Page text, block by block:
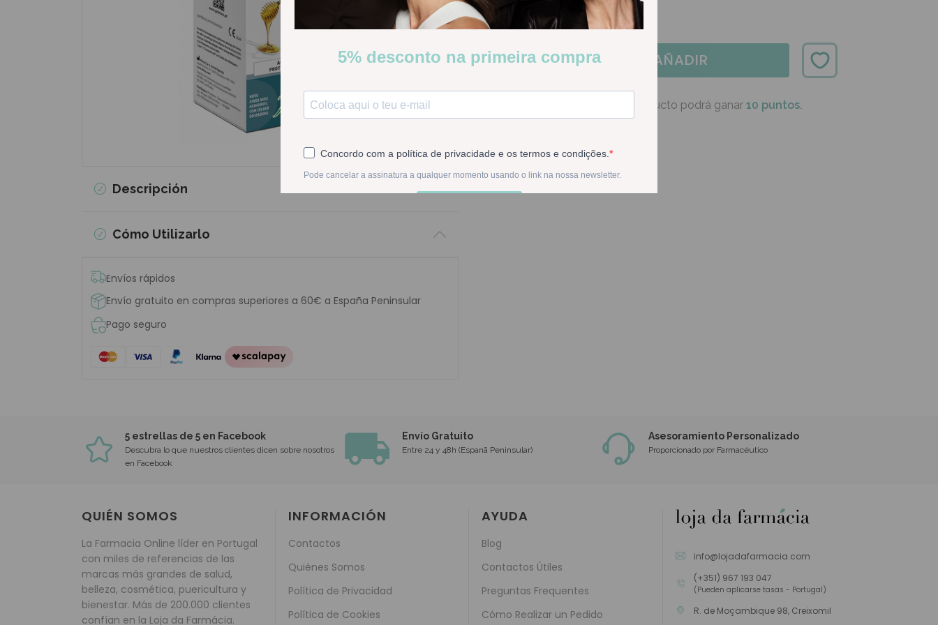
Descripción
Cómo Utilizarlo
Envíos rápidos
Envío gratuito en compras superiores a 60€ a España Peninsular
Pago seguro
Stock: Disponible
- 1 + AÑADIR
En la compra de este producto podrá ganar 10 puntos.
5 estrellas de 5 en Facebook
Descubra lo que nuestros clientes dicen sobre nosotros
en Facebook
Envío Gratuito
Entre 24 y 48h (Espanã Peninsular)
Asesoramiento Personalizado
Proporcionado por Farmacéutico
QUIÉN SOMOS
La Farmacia Online líder en Portugal
con miles de referencias de las
marcas más grandes de salud,
belleza, cosmética, puericultura y
bienestar. Más de 200.000 clientes
confían en la Loja da Farmácia.
INFORMACIÓN
Contactos
Quiénes Somos
Política de Privacidad
Política de Cookies
AYUDA
Blog
Contactos Útiles
Preguntas Frequentes
Cómo Realizar un Pedido
info@lojadafarmacia.com
(+351) 967 193 047
(Pueden aplicarse tasas - Portugal)
R. de Moçambique 98, Creixomil